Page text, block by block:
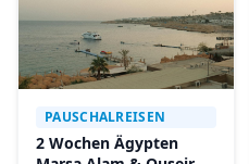
PAUSCHALREISEN
2 Wochen Ägypten